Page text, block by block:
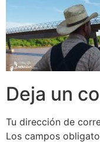
Deja un
Tu dirección de
Los campos